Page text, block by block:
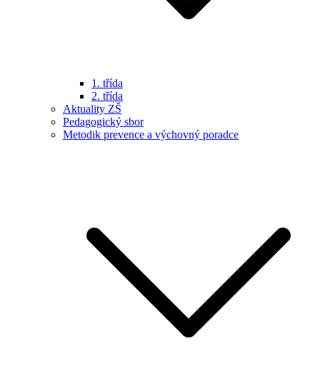
1. třída
2. třída
Aktuality ZŠ
Pedagogický sbor
Metodik prevence a výchovný poradce